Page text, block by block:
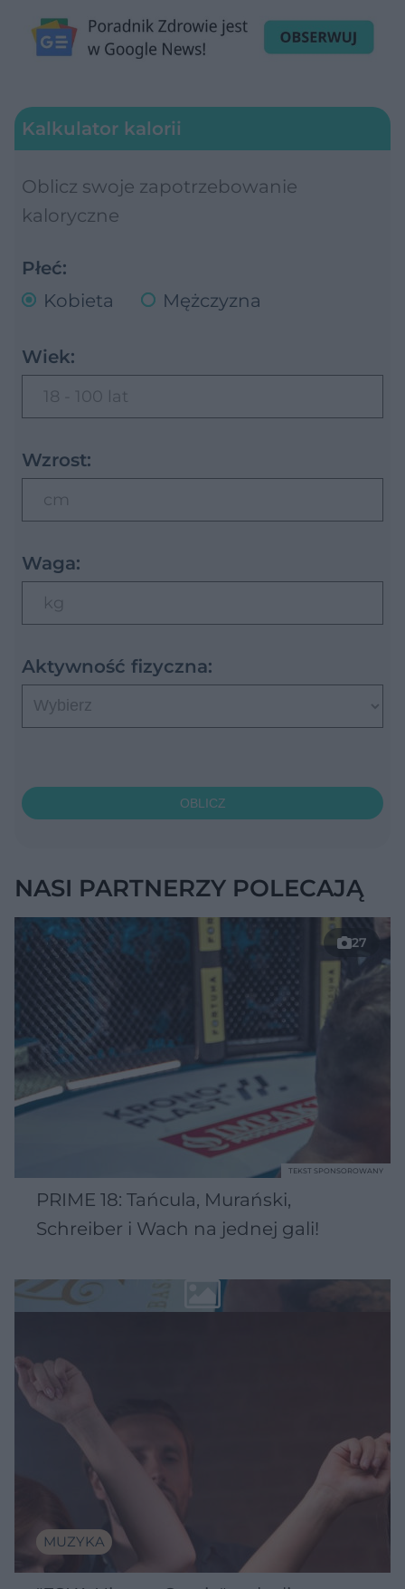
Kalkulator kalorii
Oblicz swoje zapotrzebowanie
kaloryczne
Płeć:
Kobieta
Mężczyzna
Wiek:
18 - 100 lat
Wzrost:
cm
Waga:
kg
Aktywność fizyczna:
OBLICZ
NASI PARTNERZY POLECAJĄ
27
PRIME 18: Tańcula, Murański,
Schreiber i Wach na jednej gali!
TEKST SPONSOROWANY
MUZYKA